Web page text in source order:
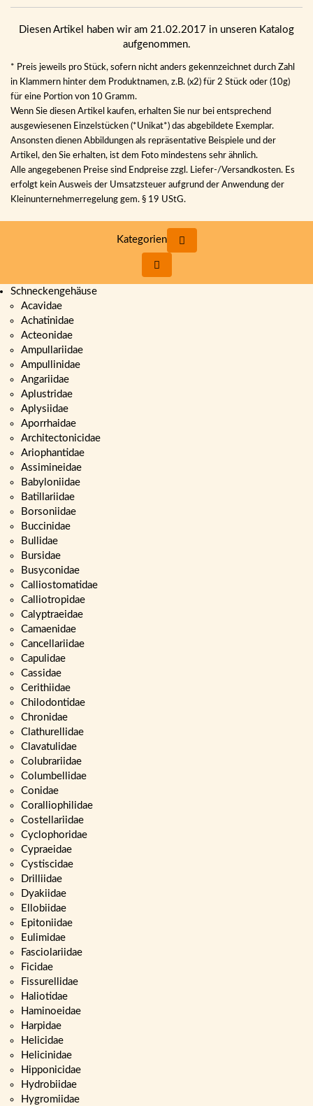
Diesen Artikel haben wir am 21.02.2017 in unseren Katalog
aufgenommen.
* Preis jeweils pro Stück, sofern nicht anders gekennzeichnet durch Zahl
in Klammern hinter dem Produktnamen, z.B. (x2) für 2 Stück oder (10g)
für eine Portion von 10 Gramm.
Wenn Sie diesen Artikel kaufen, erhalten Sie nur bei entsprechend
ausgewiesenen Einzelstücken (*Unikat*) das abgebildete Exemplar.
Ansonsten dienen Abbildungen als repräsentative Beispiele und der
Artikel, den Sie erhalten, ist dem Foto mindestens sehr ähnlich.
Alle angegebenen Preise sind Endpreise zzgl. Liefer-/Versandkosten. Es
erfolgt kein Ausweis der Umsatzsteuer aufgrund der Anwendung der
Kleinunternehmerregelung gem. § 19 UStG.
Kategorien
Schneckengehäuse
Acavidae
Achatinidae
Acteonidae
Ampullariidae
Ampullinidae
Angariidae
Aplustridae
Aplysiidae
Aporrhaidae
Architectonicidae
Ariophantidae
Assimineidae
Babyloniidae
Batillariidae
Borsoniidae
Buccinidae
Bullidae
Bursidae
Busyconidae
Calliostomatidae
Calliotropidae
Calyptraeidae
Camaenidae
Cancellariidae
Capulidae
Cassidae
Cerithiidae
Chilodontidae
Chronidae
Clathurellidae
Clavatulidae
Colubrariidae
Columbellidae
Conidae
Coralliophilidae
Costellariidae
Cyclophoridae
Cypraeidae
Cystiscidae
Drilliidae
Dyakiidae
Ellobiidae
Epitoniidae
Eulimidae
Fasciolariidae
Ficidae
Fissurellidae
Haliotidae
Haminoeidae
Harpidae
Helicidae
Helicinidae
Hipponicidae
Hydrobiidae
Hygromiidae